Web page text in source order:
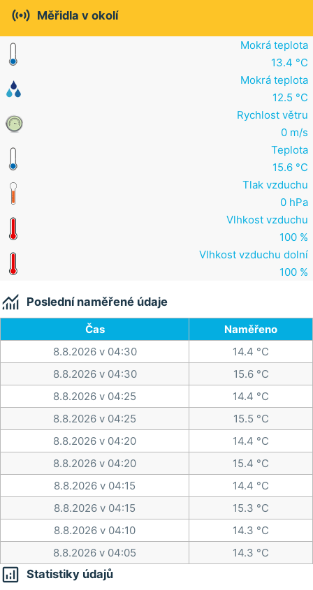
 Měřidla v okolí
Mokrá teplota
13.4 °C
Mokrá teplota
12.5 °C
Rychlost větru
0 m/s
Teplota
15.6 °C
Tlak vzduchu
0 hPa
Vlhkost vzduchu
100 %
Vlhkost vzduchu dolní
100 %
 Poslední naměřené údaje
Čas
Naměřeno
8.8.2026 v 04:30
14.4 °C
8.8.2026 v 04:30
15.6 °C
8.8.2026 v 04:25
14.4 °C
8.8.2026 v 04:25
15.5 °C
8.8.2026 v 04:20
14.4 °C
8.8.2026 v 04:20
15.4 °C
8.8.2026 v 04:15
14.4 °C
8.8.2026 v 04:15
15.3 °C
8.8.2026 v 04:10
14.3 °C
8.8.2026 v 04:05
14.3 °C
 Statistiky údajů